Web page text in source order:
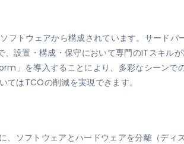
トウェアから構成されています。サードパ
設置・構成・保守において専門のITスキル
」を導入することにより、多彩なシーンで
てはTCOの削減を実現できます。
ソフトウェアとハードウェアを分離（ディ